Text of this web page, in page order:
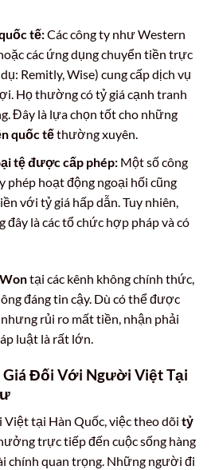
tế:Các công ty như Western
các ứng dụng chuyển tiền trực
Remitly, Wise) cung cấp dịch vụ
Họ thường có tỷ giá cạnh tranh
Đây là lựa chọn tốt cho những
quốc tếthường xuyên.
tệ được cấp phép:Một số công
phép hoạt động ngoại hối cũng
với tỷ giá hấp dẫn. Tuy nhiên,
đây là các tổ chức hợp pháp và có
tại các kênh không chính thức,
đáng tin cậy. Dù có thể được
rủi ro mất tiền, nhận phải
luật là rất lớn.
Đối Với Người Việt Tại
tại Hàn Quốc, việc theo dõi tỷ
trực tiếp đến cuộc sống hàng
chính quan trọng. Những người đi